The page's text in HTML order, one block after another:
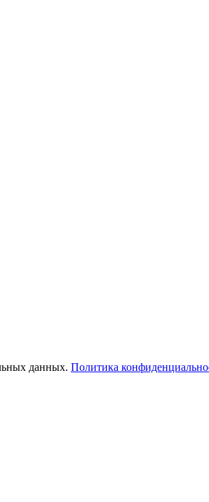
данных. Политика